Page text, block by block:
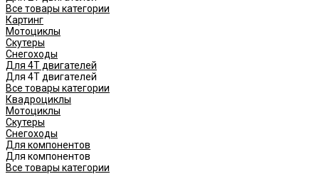
Все товары категории
Картинг
Мотоциклы
Скутеры
Снегоходы
Для 4Т двигателей
Для 4Т двигателей
Все товары категории
Квадроциклы
Мотоциклы
Скутеры
Снегоходы
Для компонентов
Для компонентов
Все товары категории